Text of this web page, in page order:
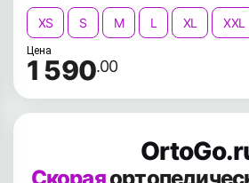
XS S M L XL XXL
Цена
1 590.00